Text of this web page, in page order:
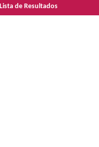
Lista de Resultados